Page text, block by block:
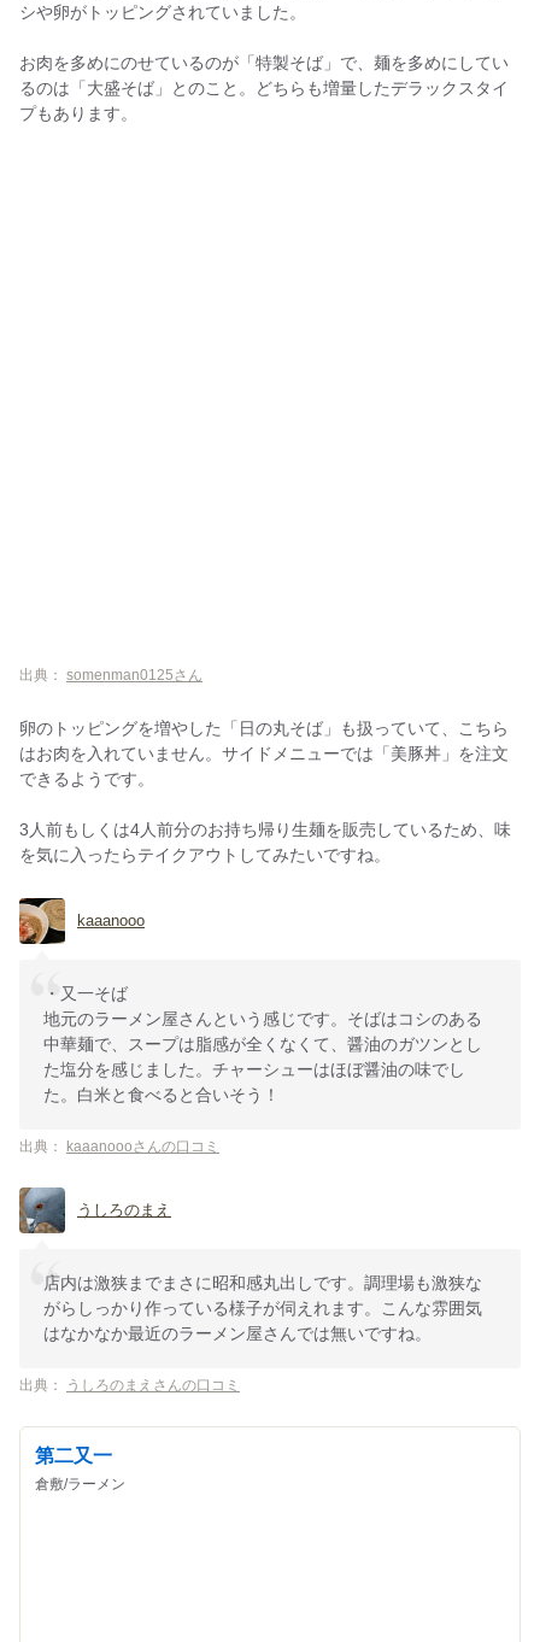
シや卵がトッピングされていました。
お肉を多めにのせているのが「特製そば」で、麺を多めにしてい
るのは「大盛そば」とのこと。どちらも増量したデラックスタイ
プもあります。
出典： somenman0125さん
卵のトッピングを増やした「日の丸そば」も扱っていて、こちら
はお肉を入れていません。サイドメニューでは「美豚丼」を注文
できるようです。
3人前もしくは4人前分のお持ち帰り生麺を販売しているため、味
を気に入ったらテイクアウトしてみたいですね。
kaaanooo
・又一そば
地元のラーメン屋さんという感じです。そばはコシのある
中華麺で、スープは脂感が全くなくて、醤油のガツンとし
た塩分を感じました。チャーシューはほぼ醤油の味でし
た。白米と食べると合いそう！
出典： kaaanoooさんの口コミ
うしろのまえ
店内は激狭までまさに昭和感丸出しです。調理場も激狭な
がらしっかり作っている様子が伺えれます。こんな雰囲気
はなかなか最近のラーメン屋さんでは無いですね。
出典： うしろのまえさんの口コミ
第二又一
倉敷/ラーメン